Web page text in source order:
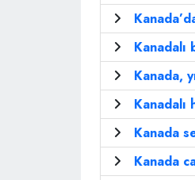
Kanadalı
Kanada,
Kanadalı
Kanada
Kanada